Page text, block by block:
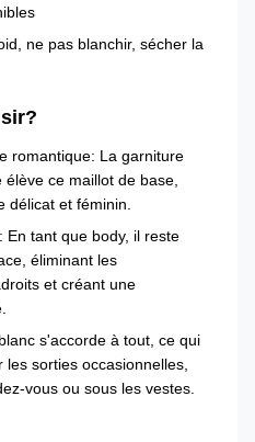
ne pas blanchir, sécher la
romantique: La garniture
ce maillot de base,
délicat et féminin.
En tant que body, il reste
éliminant les
et créant une
s'accorde à tout, ce qui
sorties occasionnelles,
vous ou sous les vestes.